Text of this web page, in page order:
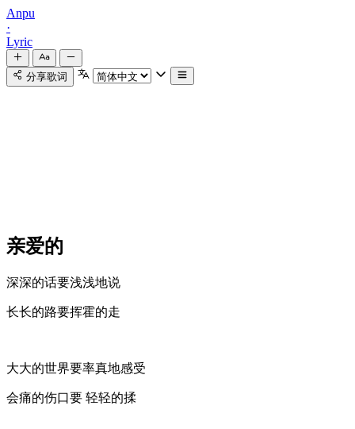
Anpu
·
Lyric
分享歌词
亲爱的
深深的话要浅浅地说
长长的路要挥霍的走
大大的世界要率真地感受
会痛的伤口要 轻轻的揉